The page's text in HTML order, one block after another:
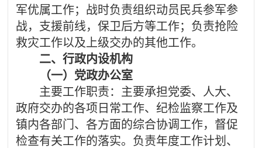
军优属工作；战时负责组织动员民兵参军参
战，支援前线，保卫后方等工作；负责抢险
救灾工作以及上级交办的其他工作。
二、行政内设机构
（一）党政办公室
主要工作职责：主要承担党委、人大、
政府交办的各项日常工作、纪检监察工作及
镇内各部门、各方面的综合协调工作，督促
检查有关工作的落实。负责年度工作计划、